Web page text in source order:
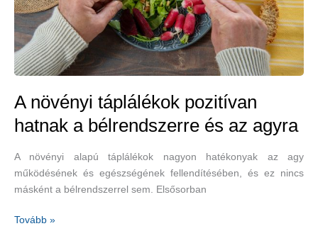
A növényi táplálékok pozitívan
hatnak a bélrendszerre és az agyra
A növényi alapú táplálékok nagyon hatékonyak az agy
működésének és egészségének fellendítésében, és ez nincs
másként a bélrendszerrel sem. Elsősorban
A
Tovább »